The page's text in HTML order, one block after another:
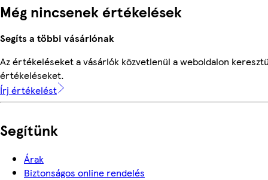
Még nincsenek értékelések
Segíts a többi vásárlónak
Az értékeléseket a vásárlók közvetlenül a weboldalon
értékeléseket.
Írj értékelést
Segítünk
Árak
Biztonságos online rendelés